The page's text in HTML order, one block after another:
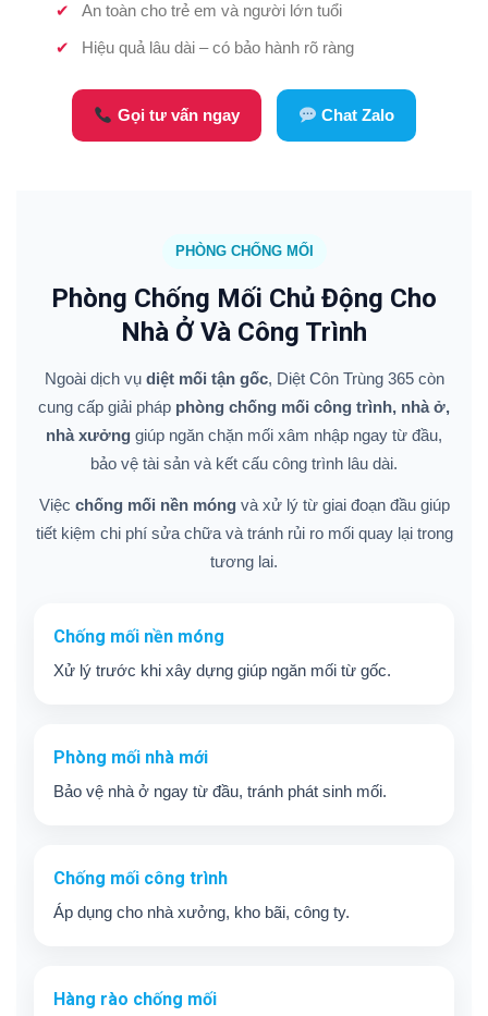
An toàn cho trẻ em và người lớn tuổi
Hiệu quả lâu dài – có bảo hành rõ ràng
Gọi tư vấn ngay Chat Zalo
PHÒNG CHỐNG MỐI
Phòng Chống Mối Chủ Động Cho
Nhà Ở Và Công Trình
Ngoài dịch vụ diệt mối tận gốc, Diệt Côn Trùng 365 còn
cung cấp giải pháp phòng chống mối công trình, nhà ở,
nhà xưởng giúp ngăn chặn mối xâm nhập ngay từ đầu,
bảo vệ tài sản và kết cấu công trình lâu dài.
Việc chống mối nền móngvà xử lý từ giai đoạn đầu giúp
tiết kiệm chi phí sửa chữa và tránh rủi ro mối quay lại trong
tương lai.
Chống mối nền móng
Xử lý trước khi xây dựng giúp ngăn mối từ gốc.
Phòng mối nhà mới
Bảo vệ nhà ở ngay từ đầu, tránh phát sinh mối.
Chống mối công trình
Áp dụng cho nhà xưởng, kho bãi, công ty.
Hàng rào chống mối